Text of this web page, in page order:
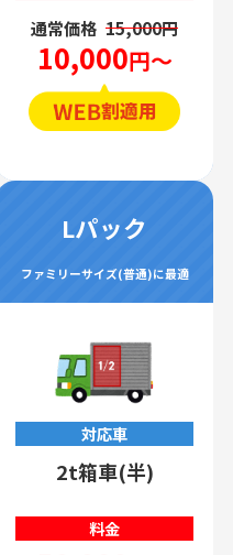
通常価格 15,000円
10,000円～
Lパック
ファミリーサイズ(普通)に最適
対応車
2t箱車(半)
料金